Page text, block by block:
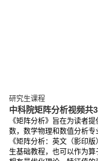
研究生课程
中科院矩阵分析视频共
《矩阵分析》旨在为读者
数，数学物理和数值分析专
《矩阵分析：英文（影印
生基础教程，也可以作为